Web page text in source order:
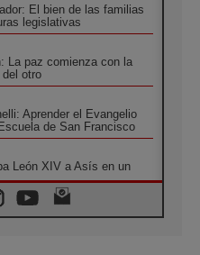
El bien de las familias
legislativas
La paz comienza con la
otro
Aprender el Evangelio
de San Francisco
León XIV a Asís en un
de los jóvenes al Papa: